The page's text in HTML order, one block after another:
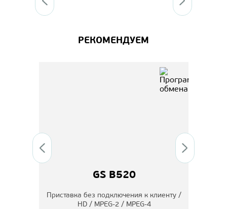
РЕКОМЕНДУЕМ
GS B520
Приставка без подключения к клиенту /
HD / MPEG-2 / MPEG-4